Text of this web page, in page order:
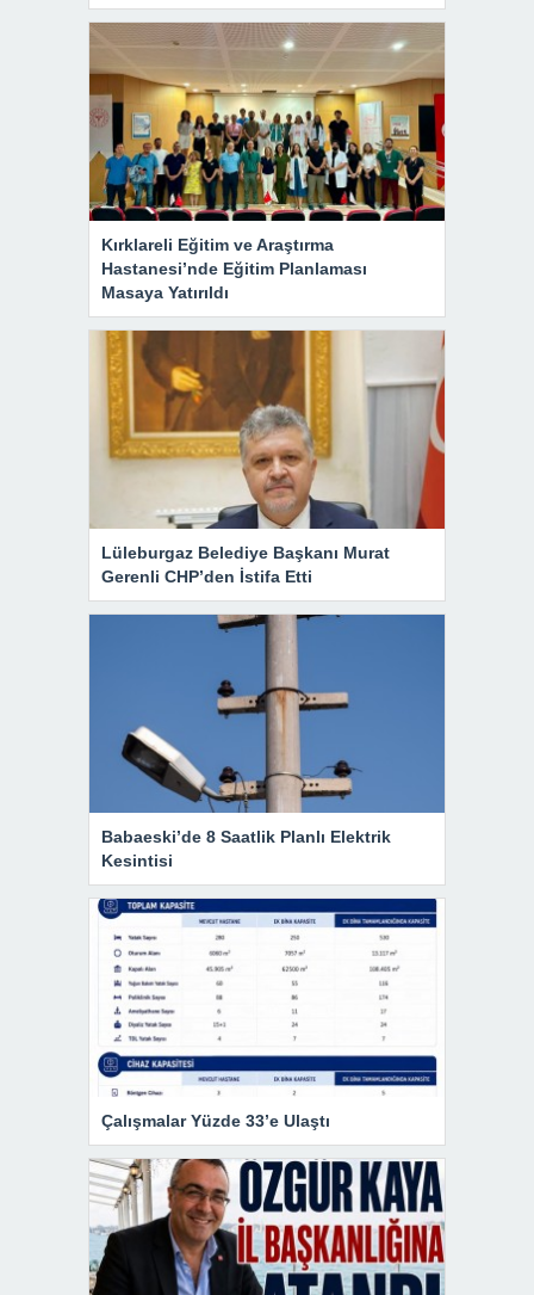
Kırklareli Eğitim ve Araştırma
Hastanesi’nde Eğitim Planlaması
Masaya Yatırıldı
Lüleburgaz Belediye Başkanı Murat
Gerenli CHP’den İstifa Etti
Babaeski’de 8 Saatlik Planlı Elektrik
Kesintisi
Çalışmalar Yüzde 33’e Ulaştı